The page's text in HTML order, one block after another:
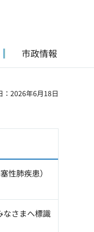
市政情報
：2026年6月18日
性肺疾患）
なさまへ標識